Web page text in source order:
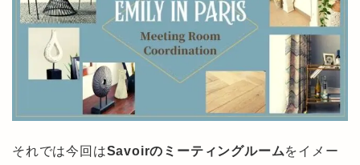
それでは今回はSavoirのミーティングルームをイメー